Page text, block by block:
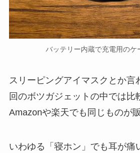
バッテリー内蔵で充電用のケ
スリーピングアイマスクとか言
回のボツガジェットの中では比
Amazonや楽天でも同じものが
いわゆる「寝ホン」でも耳が痛